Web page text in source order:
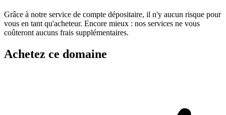
Grâce à notre service de compte dépositaire, il n'y aucun risque pour
vous en tant qu'acheteur. Encore mieux : nos services ne vous
coûteront aucuns frais supplémentaires.
Achetez ce domaine